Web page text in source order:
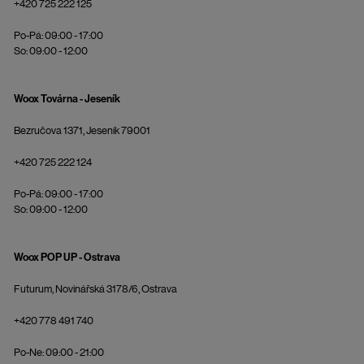
+420 725 222 125
Po-Pá: 09:00 - 17:00
So: 09:00 - 12:00
Woox Továrna - Jeseník
Bezručova 1371, Jeseník 79001
+420 725 222 124
Po-Pá: 09:00 - 17:00
So: 09:00 - 12:00
Woox POP UP - Ostrava
Futurum, Novinářská 3178/6, Ostrava
+420 778 491 740
Po-Ne: 09:00 - 21:00